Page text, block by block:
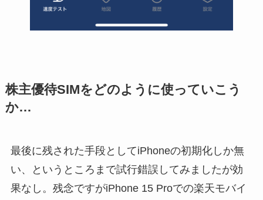
株主優待SIMをどのように使っていこう
か…
最後に残された手段としてiPhoneの初期化しか無
い、というところまで試行錯誤してみましたが効
果なし。残念ですがiPhone 15 Proでの楽天モバイ